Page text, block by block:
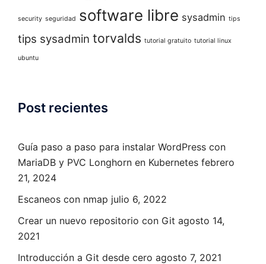
security seguridad software libre sysadmin tips
tips sysadmin torvalds tutorial gratuito tutorial linux
ubuntu
Post recientes
Guía paso a paso para instalar WordPress con
MariaDB y PVC Longhorn en Kubernetes febrero
21, 2024
Escaneos con nmap julio 6, 2022
Crear un nuevo repositorio con Git agosto 14,
2021
Introducción a Git desde cero agosto 7, 2021